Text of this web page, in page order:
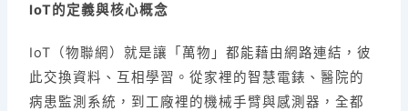
IoT的定義與核心概念
IoT（物聯網）就是讓「萬物」都能藉由網路連結，彼
此交換資料、互相學習。從家裡的智慧電錶、醫院的
病患監測系統，到工廠裡的機械手臂與感測器，全都